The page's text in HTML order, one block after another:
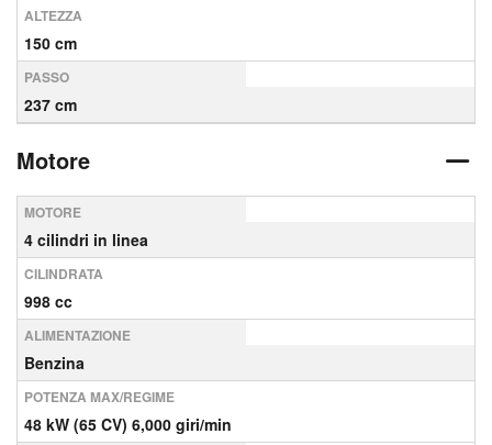
ALTEZZA
150 cm
PASSO
237 cm
Motore
MOTORE
4 cilindri in linea
CILINDRATA
998 cc
ALIMENTAZIONE
Benzina
POTENZA MAX/REGIME
48 kW (65 CV) 6,000 giri/min